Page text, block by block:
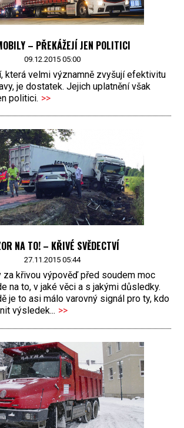
– PŘEKÁŽEJÍ JEN POLITICI
09.12.2015 05:00
která velmi významně zvyšují efektivitu
je dostatek. Jejich uplatnění však
politici. >>
NA TO! – KŘIVÉ SVĚDECTVÍ
27.11.2015 05:44
za křivou výpověď před soudem moc
na to, v jaké věci a s jakými důsledky.
je to asi málo varovný signál pro ty, kdo
výsledek... >>